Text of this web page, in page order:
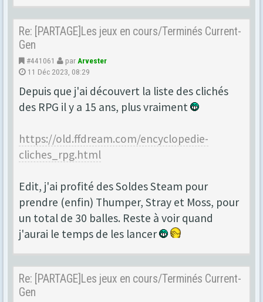
Re: [PARTAGE]Les jeux en cours/Terminés Current-
Gen
#441061 par Arvester
11 Déc 2023, 08:29
Depuis que j'ai découvert la liste des clichés
des RPG il y a 15 ans, plus vraiment
https://old.ffdream.com/encyclopedie-
cliches_rpg.html
Edit, j'ai profité des Soldes Steam pour
prendre (enfin) Thumper, Stray et Moss, pour
un total de 30 balles. Reste à voir quand
j'aurai le temps de les lancer
Re: [PARTAGE]Les jeux en cours/Terminés Current-
Gen